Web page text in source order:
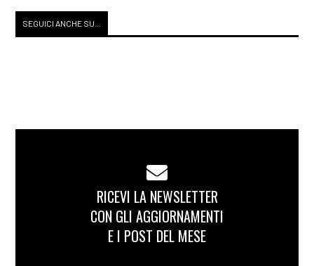
SEGUICI ANCHE SU...
RICEVI LA NEWSLETTER
CON GLI AGGIORNAMENTI
E I POST DEL MESE